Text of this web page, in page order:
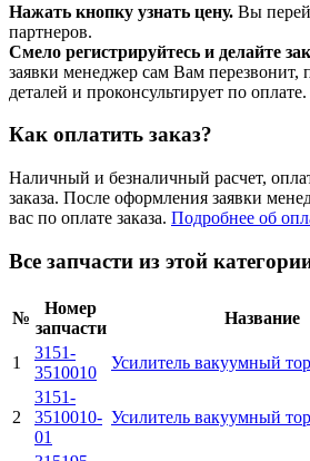
Нажать кнопку узнать цену. Вы
партнеров.
Смело регистрируйтесь и делайте
заявки менеджер сам Вам перезвонит,
деталей и проконсультирует по оплате.
Как оплатить заказ?
Наличный и безналичный расчет,
заказа. После оформления заявки
вас по оплате заказа. Подробнее об
Все запчасти из этой
№
Номер
запчасти
Название
1
3151-
3510010
Усилитель вакуумный
2
3151-
3510010-
01
Усилитель вакуумный